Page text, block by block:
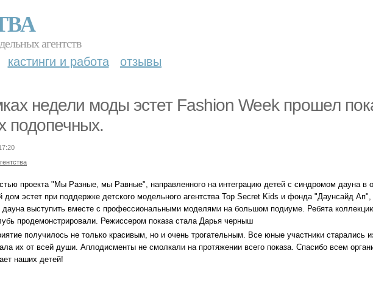
агентств
кастинги и работа отзывы
недели моды эстет Fashion Week прошел
подопечных.
проекта "Мы Разные, мы Равные", направленного на интеграцию детей с синдромом дауна в
эстет при поддержке детского модельного агентства Top Sесret Kids и фонда "Даунсайд Ап",
выступить вместе с профессиональными моделями на большом подиуме. Ребята
продемонстрировали. Режиссером показа стала Дарья черныш
получилось не только красивым, но и очень трогательным. Все юные участники старались
их от всей души. Аплодисменты не смолкали на протяжении всего показа. Спасибо всем
наших детей!